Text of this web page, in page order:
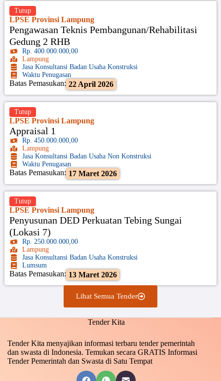
LPSE Provinsi Lampung
Pengawasan Teknis Pembangunan/Rehabilitasi
Gedung 2 RHB
Rp. 400.000.000,00
Lampung
Jasa Konsultansi Badan Usaha Konstruksi
Waktu Penugasan
Batas Pemasukan: 22 April 2026
Tutup
LPSE Provinsi Lampung
Appraisal 1
Rp. 450.000.000,00
Lampung
Jasa Konsultansi Badan Usaha Non Konstruksi
Waktu Penugasan
Batas Pemasukan: 17 Maret 2026
Tutup
LPSE Provinsi Lampung
Penyusunan DED Perkuatan Tebing Sungai
(Lokasi 7)
Rp. 250.000.000,00
Lampung
Jasa Konsultansi Badan Usaha Konstruksi
Lumsum
Batas Pemasukan: 13 Maret 2026
Tutup
Lihat Semua Tender
Tender Kita
Tender Kita menyajikan informasi terbaru tender pemerintah
dan swasta di Indonesia. Temukan secara GRATIS Informasi
Tender Pemerintah dan Swasta di Satu Tempat